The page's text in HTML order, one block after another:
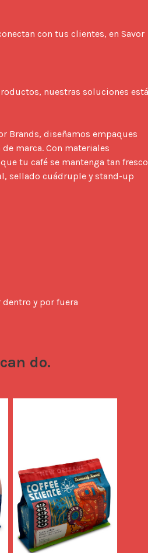
con tus clientes, en Savor
Brands, diseñamos empaques
marca. Con materiales
tu café se mantenga tan fresco
sellado cuádruple y stand-up
y por fuera
do.